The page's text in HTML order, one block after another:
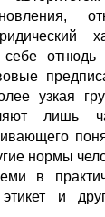
отнюдь
узкая
лишь
нормы
в
и